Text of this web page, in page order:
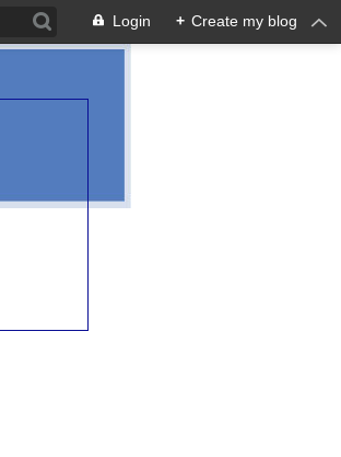
Login + Create my blog